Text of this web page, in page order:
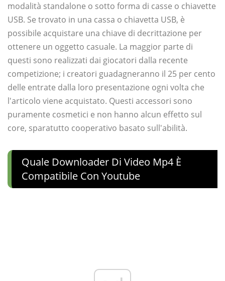
modalità standalone o sotto forma di casse o chiavette
USB. Se trovato in una cassa o chiavetta USB, è
possibile acquistare una chiave di decrittazione per
ottenere un oggetto casuale. La maggior parte di
questi sono realizzati dai giocatori dalla recente
competizione; i creatori guadagneranno il 25 per cento
delle entrate dalla loro presentazione ogni volta che
l'articolo viene acquistato. Questi accessori sono
puramente cosmetici e non hanno alcun effetto sul
core, sparatutto cooperativo basato sull'abilità.
Quale Downloader Di Video Mp4 È
Compatibile Con Youtube